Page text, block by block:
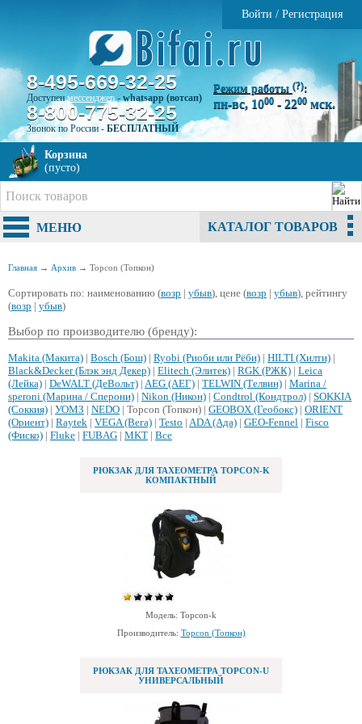
Войти / Регистрация
8-495-669-32-25
Доступенмессенджер-whatsapp (вотсап)
8-800-775-32-25
Звонок по России - БЕСПЛАТНЫЙ
Режим работы (?):
пн-вс, 1000 - 2200 мск.
Корзина
(пусто)
МЕНЮ КАТАЛОГ ТОВАРОВ
Главная → Архив → Topcon (Топкон)
Сортировать по: наименованию (возр | убыв), цене (возр | убыв), рейтингу
(возр | убыв)
Выбор по производителю (бренду):
Makita (Макита) | Bosch (Бош) | Ryobi (Риоби или Рёби) | HILTI (Хилти) |
Black&Decker (Блэк энд Декер) | Elitech (Элитек) | RGK (РЖК) | Leica
(Лейка) | DeWALT (ДеВольт) | AEG (АЕГ) | TELWIN (Телвин) | Marina /
speroni (Марина / Сперони) | Nikon (Никон) | Condtrol (Кондтрол) | SOKKIA
(Соккия) | УОМЗ | NEDO | Topcon (Топкон) | GEOBOX (Геобокс) | ORIENT
(Ориент) | Raytek | VEGA (Вега) | Testo | ADA (Ада) | GEO-Fennel | Fisco
(Фиско) | Fluke | FUBAG | MKT | Все
РЮКЗАК ДЛЯ ТАХЕОМЕТРА TOPCON-K
КОМПАКТНЫЙ
Модель: Topcon-k
Производитель: Topcon (Топкон)
РЮКЗАК ДЛЯ ТАХЕОМЕТРА TOPCON-U
УНИВЕРСАЛЬНЫЙ